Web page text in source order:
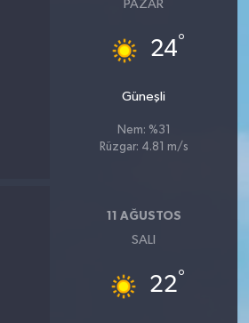
PAZAR
24°
Güneşli
Nem: %31
Rüzgar: 4.81 m/s
11 AĞUSTOS
SALI
22°